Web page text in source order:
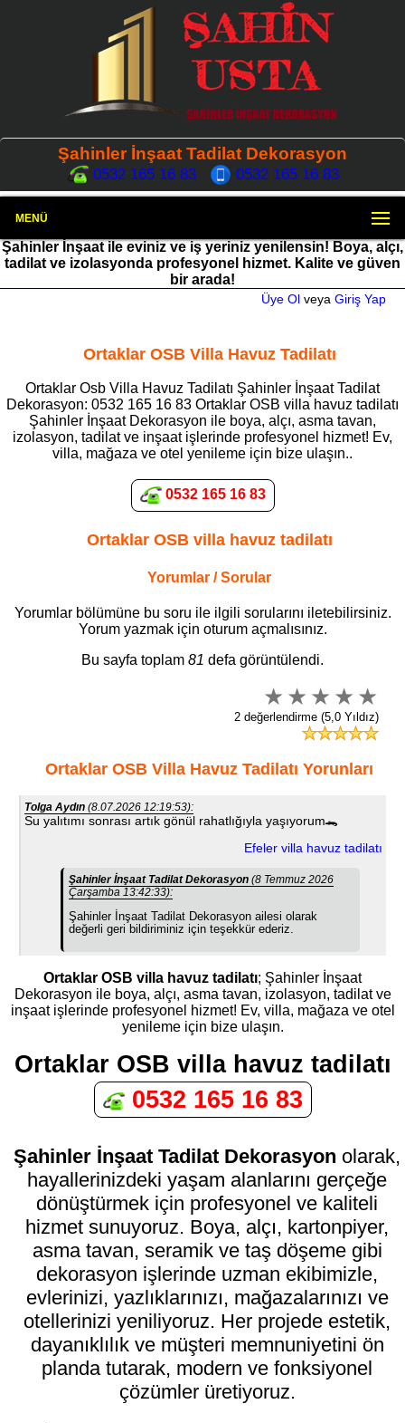
Şahinler İnşaat Tadilat Dekorasyon
0532 165 16 83 0532 165 16 83
MENÜ
Şahinler İnşaat ile eviniz ve iş yeriniz yenilensin! Boya, alçı,
tadilat ve izolasyonda profesyonel hizmet. Kalite ve güven
bir arada!
Üye Ol veya Giriş Yap
Ortaklar OSB Villa Havuz Tadilatı
Ortaklar Osb Villa Havuz Tadilatı Şahinler İnşaat Tadilat
Dekorasyon: 0532 165 16 83 Ortaklar OSB villa havuz tadilatı
Şahinler İnşaat Dekorasyon ile boya, alçı, asma tavan,
izolasyon, tadilat ve inşaat işlerinde profesyonel hizmet! Ev,
villa, mağaza ve otel yenileme için bize ulaşın..
0532 165 16 83
Ortaklar OSB villa havuz tadilatı
Yorumlar / Sorular
Yorumlar bölümüne bu soru ile ilgili sorularını iletebilirsiniz.
Yorum yazmak için oturum açmalısınız.
Bu sayfa toplam 81 defa görüntülendi.
2 değerlendirme (5,0 Yıldız)
Ortaklar OSB Villa Havuz Tadilatı Yorunları
Tolga Aydın (8.07.2026 12:19:53):
Su yalıtımı sonrası artık gönül rahatlığıyla yaşıyorum🐊
Efeler villa havuz tadilatı
Şahinler İnşaat Tadilat Dekorasyon(8 Temmuz 2026
Çarşamba 13:42:33):
Şahinler İnşaat Tadilat Dekorasyon ailesi olarak
değerli geri bildiriminiz için teşekkür ederiz.
Ortaklar OSB villa havuz tadilatı; Şahinler İnşaat
Dekorasyon ile boya, alçı, asma tavan, izolasyon, tadilat ve
inşaat işlerinde profesyonel hizmet! Ev, villa, mağaza ve otel
yenileme için bize ulaşın.
Ortaklar OSB villa havuz tadilatı
0532 165 16 83
Şahinler İnşaat Tadilat Dekorasyon olarak,
hayallerinizdeki yaşam alanlarını gerçeğe
dönüştürmek için profesyonel ve kaliteli
hizmet sunuyoruz. Boya, alçı, kartonpiyer,
asma tavan, seramik ve taş döşeme gibi
dekorasyon işlerinde uzman ekibimizle,
evlerinizi, yazlıklarınızı, mağazalarınızı ve
otellerinizi yeniliyoruz. Her projede estetik,
dayanıklılık ve müşteri memnuniyetini ön
planda tutarak, modern ve fonksiyonel
çözümler üretiyoruz.